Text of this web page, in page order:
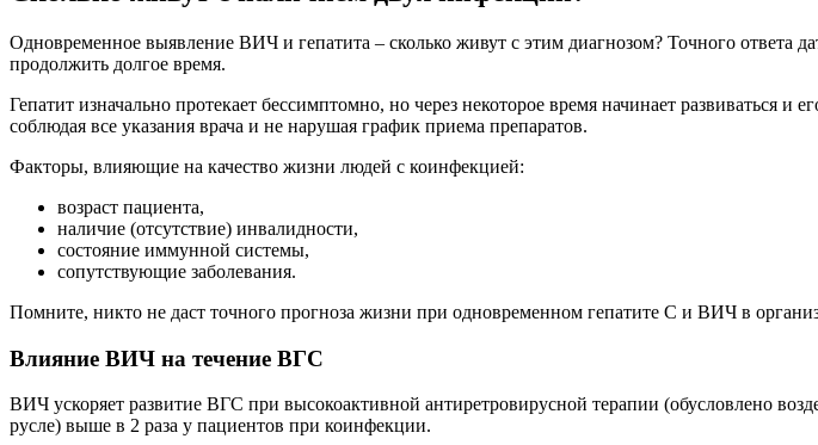
Одновременное выявление ВИЧ и гепатита – сколько живут с этим диагнозом? Точного ответа
продолжить долгое время.
Гепатит изначально протекает бессимптомно, но через некоторое время начинает
соблюдая все указания врача и не нарушая график приема препаратов.
Факторы, влияющие на качество жизни людей с коинфекцией:
возраст пациента,
наличие (отсутствие) инвалидности,
состояние иммунной системы,
сопутствующие заболевания.
Помните, никто не даст точного прогноза жизни при одновременном гепатите С и ВИЧ в
Влияние ВИЧ на течение ВГС
ВИЧ ускоряет развитие ВГС при высокоактивной антиретровирусной терапии (обусловлено
русле) выше в 2 раза у пациентов при коинфекции.